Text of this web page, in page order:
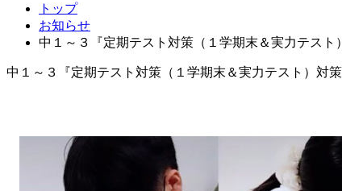
トップ
お知らせ
中１～３『定期テスト対策（１学期末＆実力テ
中１～３『定期テスト対策（１学期末＆実力テスト）